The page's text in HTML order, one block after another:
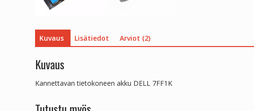
Kuvaus Lisätiedot Arviot (2)
Kuvaus
Kannettavan tietokoneen akku DELL 7FF1K